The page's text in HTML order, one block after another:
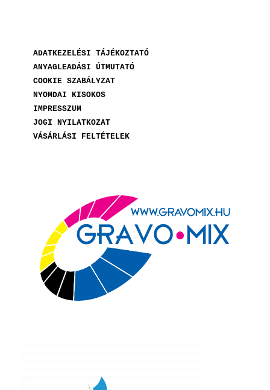
ADATKEZELÉSI TÁJÉKOZTATÓ
ANYAGLEADÁSI ÚTMUTATÓ
COOKIE SZABÁLYZAT
NYOMDAI KISOKOS
IMPRESSZUM
JOGI NYILATKOZAT
VÁSÁRLÁSI FELTÉTELEK